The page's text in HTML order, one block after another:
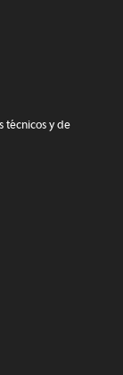
técnicos y de